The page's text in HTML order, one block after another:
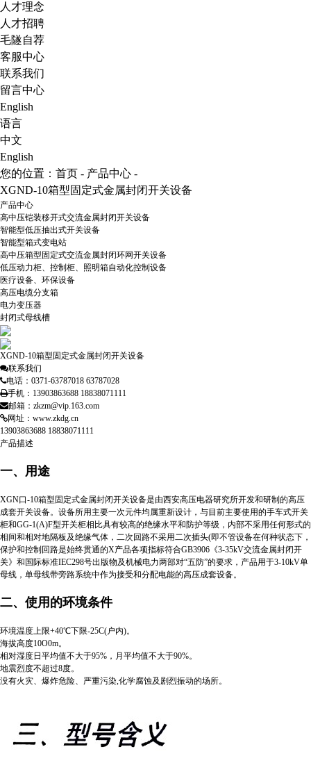
人才理念
人才招聘
毛隧自荐
客服中心
联系我们
留言中心
English
语言
中文
English
您的位置： 首页 - 产品中心 -
XGND-10箱型固定式金属封闭开关设备
产品中心
高中压铠装移开式交流金属封闭开关设备
智能型低压抽出式开关设备
智能型箱式变电站
高中压箱型固定式交流金属封闭环网开关设备
低压动力柜、控制柜、照明箱自动化控制设备
医疗设备、环保设备
高压电缆分支箱
电力变压器
封闭式母线槽
XGND-10箱型固定式金属封闭开关设备
联系我们
电话：0371-63787018 63787028
手机：13903863688 18838071111
邮箱：zkzm@vip.163.com
网址：www.zkdg.cn
13903863688 18838071111
产品描述
一、用途
XGN口-10箱型固定式金属封闭开关设备是由西安高压电器研究所开发和研制的高压
成套开关设备。设备所用主要一次元件均属重新设计，与目前主要使用的手车式开关
柜和GG-1(A)F型开关柜相比具有较高的绝缘水平和防护等级，内部不采用任何形式的
相间和相对地隔板及绝缘气体，二次回路不采用二次插头(即不管设备在何种状态下，
保护和控制回路是始终贯通的X产品各项指标符合GB3906《3-35kV交流金属封闭开
关》和国际标准IEC298号出版物及机械电力两部对“五防”的要求，产品用于3-10kV单
母线，单母线带旁路系统中作为接受和分配电能的高压成套设备。
二、使用的环境条件
环境温度上限+40℃下限-25C(户内)。
海拔高度10O0m。
相对湿度日平均值不大于95%，月平均值不大于90%。
地震烈度不超过8度。
没有火灾、爆炸危险、严重污染,化学腐蚀及剧烈振动的场所。